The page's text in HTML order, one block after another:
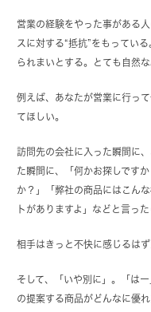
営業の経験をやった事がある
スに対する“抵抗”をもってい
られまいとする。とても自然な
例えば、あなたが営業に行っ
てほしい。
訪問先の会社に入った瞬間に
た瞬間に、「何かお探しです
か？」「弊社の商品にはこん
トがありますよ」などと言っ
相手はきっと不快に感じるはず
そして、「いや別に」。「は
の提案する商品がどんなに優